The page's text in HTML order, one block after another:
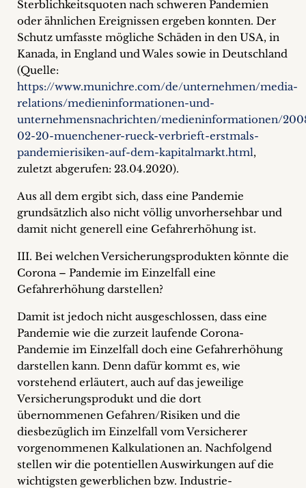
Sterblichkeitsquoten nach schweren Pandemien
oder ähnlichen Ereignissen ergeben konnten. Der
Schutz umfasste mögliche Schäden in den USA, in
Kanada, in England und Wales sowie in Deutschland
(Quelle:
https://www.munichre.com/de/unternehmen/media-
relations/medieninformationen-und-
unternehmensnachrichten/medieninformationen/
02-20-muenchener-rueck-verbrieft-erstmals-
pandemierisiken-auf-dem-kapitalmarkt.html,
zuletzt abgerufen: 23.04.2020).
Aus all dem ergibt sich, dass eine Pandemie
grundsätzlich also nicht völlig unvorhersehbar und
damit nicht generell eine Gefahrerhöhung ist.
III. Bei welchen Versicherungsprodukten könnte die
Corona – Pandemie im Einzelfall eine
Gefahrerhöhung darstellen?
Damit ist jedoch nicht ausgeschlossen, dass eine
Pandemie wie die zurzeit laufende Corona-
Pandemie im Einzelfall doch eine Gefahrerhöhung
darstellen kann. Denn dafür kommt es, wie
vorstehend erläutert, auch auf das jeweilige
Versicherungsprodukt und die dort
übernommenen Gefahren/Risiken und die
diesbezüglich im Einzelfall vom Versicherer
vorgenommenen Kalkulationen an. Nachfolgend
stellen wir die potentiellen Auswirkungen auf die
wichtigsten gewerblichen bzw. Industrie-